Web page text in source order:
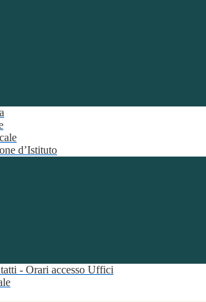
d’Istituto
- Orari accesso Uffici